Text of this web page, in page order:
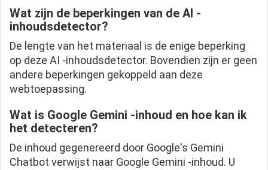
Wat zijn de beperkingen van de AI -
inhoudsdetector?
De lengte van het materiaal is de enige beperking
op deze AI -inhoudsdetector. Bovendien zijn er geen
andere beperkingen gekoppeld aan deze
webtoepassing.
Wat is Google Gemini -inhoud en hoe kan ik
het detecteren?
De inhoud gegenereerd door Google's Gemini
Chatbot verwijst naar Google Gemini -inhoud. U